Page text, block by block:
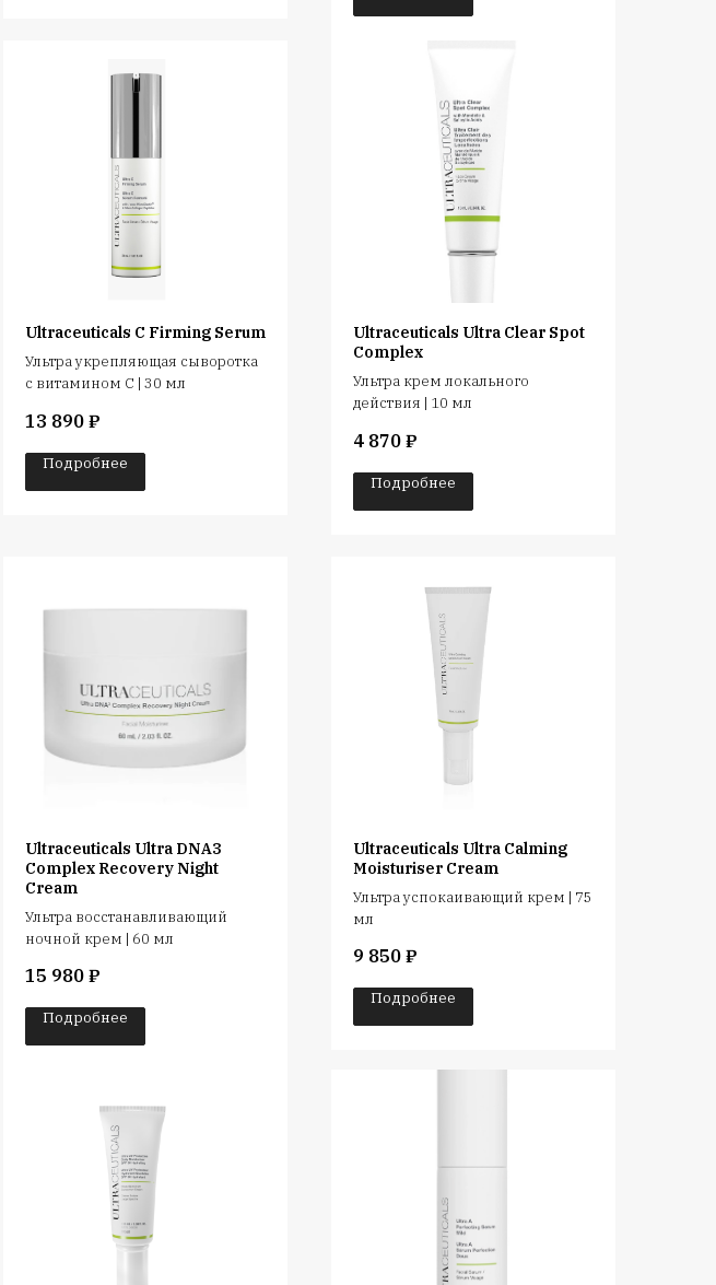
Ultraceuticals C Firming Serum
Ультра укрепляющая сыворотка
с витамином С | 30 мл
13 890 ₽
Подробнее
Ultraceuticals Ultra Clear Spot
Complex
Ультра крем локального
действия | 10 мл
4 870 ₽
Подробнее
Ultraceuticals Ultra DNA3
Complex Recovery Night
Cream
Ультра восстанавливающий
ночной крем | 60 мл
15 980 ₽
Подробнее
Ultraceuticals Ultra Calming
Moisturiser Cream
Ультра успокаивающий крем | 75
мл
9 850 ₽
Подробнее